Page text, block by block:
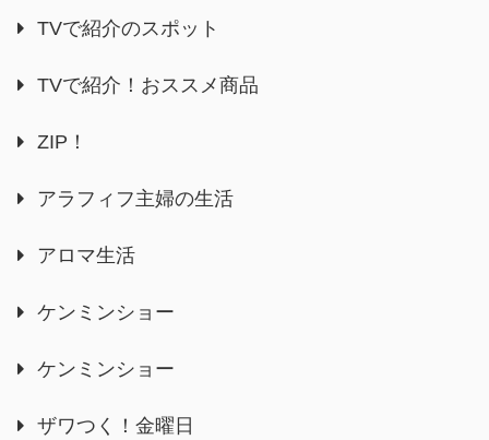
TVで紹介のスポット
TVで紹介！おススメ商品
ZIP！
アラフィフ主婦の生活
アロマ生活
ケンミンショー
ケンミンショー
ザワつく！金曜日